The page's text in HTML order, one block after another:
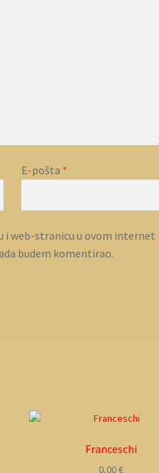
E-pošta *
i web-stranicu u ovom internet
budem komentirao.
Franceschi
0,00€